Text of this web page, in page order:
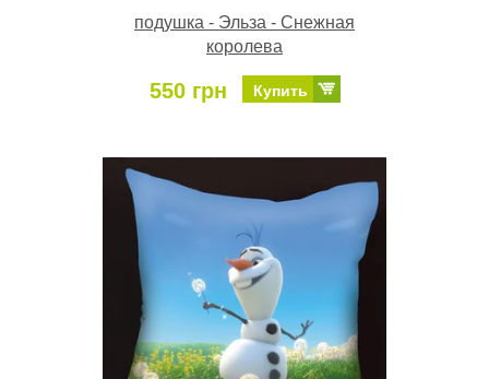
подушка - Эльза - Снежная
королева
550 грн Купить